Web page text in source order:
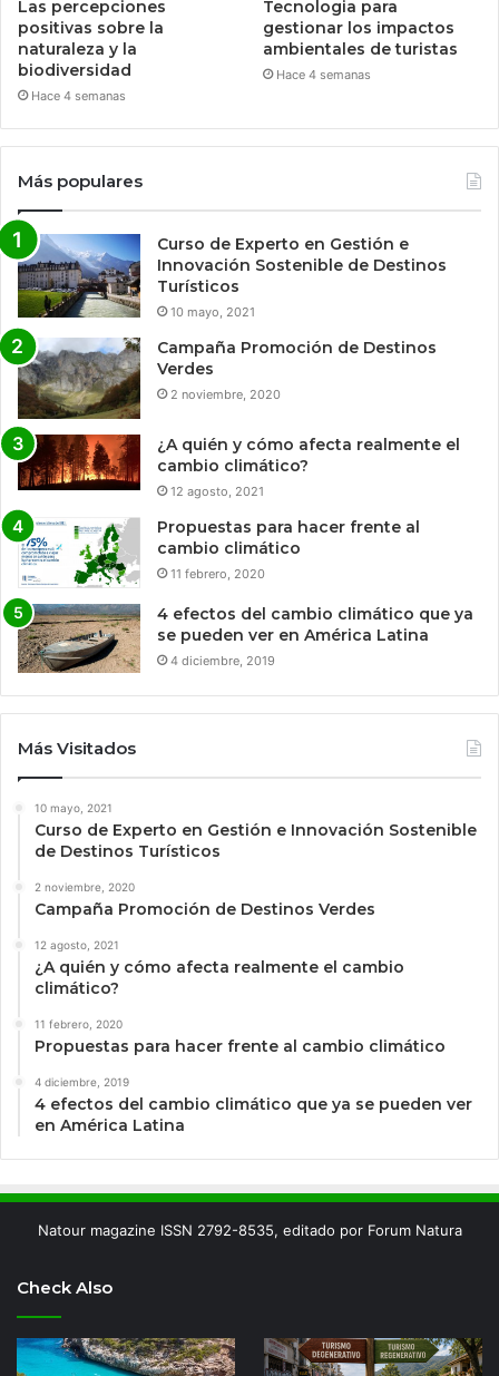
Las percepciones
positivas sobre la
naturaleza y la
biodiversidad
Hace 4 semanas
Tecnologia para
gestionar los impactos
ambientales de turistas
Hace 4 semanas
Más populares
Curso de Experto en Gestión e
Innovación Sostenible de Destinos
Turísticos
10 mayo, 2021
Campaña Promoción de Destinos
Verdes
2 noviembre, 2020
¿A quién y cómo afecta realmente el
cambio climático?
12 agosto, 2021
Propuestas para hacer frente al
cambio climático
11 febrero, 2020
4 efectos del cambio climático que ya
se pueden ver en América Latina
4 diciembre, 2019
Más Visitados
10 mayo, 2021
Curso de Experto en Gestión e Innovación Sostenible
de Destinos Turísticos
2 noviembre, 2020
Campaña Promoción de Destinos Verdes
12 agosto, 2021
¿A quién y cómo afecta realmente el cambio
climático?
11 febrero, 2020
Propuestas para hacer frente al cambio climático
4 diciembre, 2019
4 efectos del cambio climático que ya se pueden ver
en América Latina
Natour magazine ISSN 2792-8535, editado por Forum Natura
Check Also